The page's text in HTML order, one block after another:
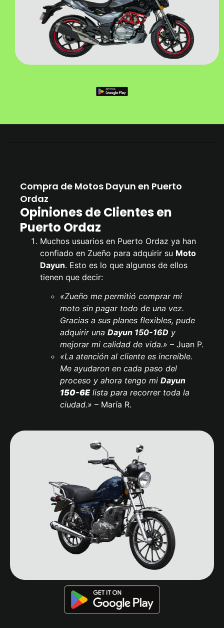
Compra de Motos Dayun en Puerto
Ordaz
Opiniones de Clientes en
Puerto Ordaz
Muchos usuarios en Puerto Ordaz ya han
confiado en Zueño para adquirir su Moto
Dayun. Esto es lo que algunos de ellos
tienen que decir:
«Zueño me permitió comprar mi
moto sin pagar todo de una vez.
Gracias a sus planes flexibles, pude
adquirir una Dayun 150-16D y
mejorar mi calidad de vida.» – Juan P.
«La atención al cliente es increíble.
Me ayudaron en cada paso del
proceso y ahora tengo mi Dayun
150-6Elista para recorrer toda la
ciudad.» – María R.